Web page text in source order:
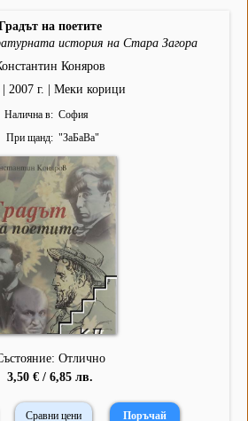
на поетите
история на Стара Загора
Коняров
| 2007 г. | Меки корици
Налична в
София
При щанд
"ЗаБаВа"
Отлично
3,50 € / 6,85 лв.
Сравни цени